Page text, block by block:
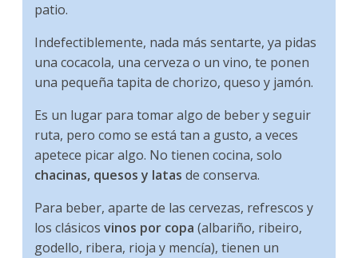
patio.
Indefectiblemente, nada más sentarte, ya pidas
una cocacola, una cerveza o un vino, te ponen
una pequeña tapita de chorizo, queso y jamón.
Es un lugar para tomar algo de beber y seguir
ruta, pero como se está tan a gusto, a veces
apetece picar algo. No tienen cocina, solo
chacinas, quesos y latas de conserva.
Para beber, aparte de las cervezas, refrescos y
los clásicosvinos por copa (albariño, ribeiro,
godello, ribera, rioja y mencía), tienen un